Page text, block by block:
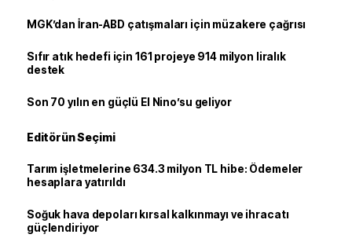
MGK’dan İran-ABD çatışmaları için müzakere çağrısı
Sıfır atık hedefi için 161 projeye 914 milyon liralık
destek
Son 70 yılın en güçlü El Nino’su geliyor
Editörün Seçimi
Tarım işletmelerine 634.3 milyon TL hibe: Ödemeler
hesaplara yatırıldı
Soğuk hava depoları kırsal kalkınmayı ve ihracatı
güçlendiriyor